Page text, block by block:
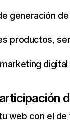
generación
productos,
web con el